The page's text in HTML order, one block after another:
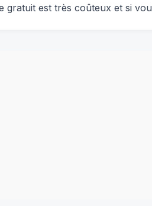
gratuit est très coûteux et si